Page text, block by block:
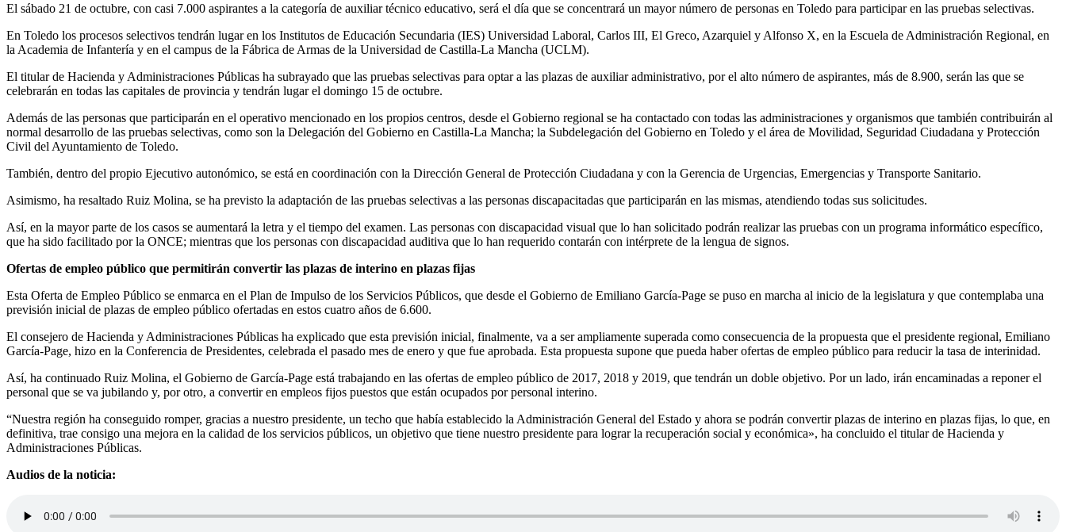
El sábado 21 de octubre, con casi 7.000 aspirantes a la categoría de auxiliar técnico educativo, será el día que se concentrará un mayor número de personas en Toledo para participar en las pruebas selectivas.
En Toledo los procesos selectivos tendrán lugar en los Institutos de Educación Secundaria (IES) Universidad Laboral, Carlos III, El Greco, Azarquiel y Alfonso X, en la Escuela de Administración Regional, en
la Academia de Infantería y en el campus de la Fábrica de Armas de la Universidad de Castilla-La Mancha (UCLM).
El titular de Hacienda y Administraciones Públicas ha subrayado que las pruebas selectivas para optar a las plazas de auxiliar administrativo, por el alto número de aspirantes, más de 8.900, serán las que se
celebrarán en todas las capitales de provincia y tendrán lugar el domingo 15 de octubre.
Además de las personas que participarán en el operativo mencionado en los propios centros, desde el Gobierno regional se ha contactado con todas las administraciones y organismos que también contribuirán al
normal desarrollo de las pruebas selectivas, como son la Delegación del Gobierno en Castilla-La Mancha; la Subdelegación del Gobierno en Toledo y el área de Movilidad, Seguridad Ciudadana y Protección
Civil del Ayuntamiento de Toledo.
También, dentro del propio Ejecutivo autonómico, se está en coordinación con la Dirección General de Protección Ciudadana y con la Gerencia de Urgencias, Emergencias y Transporte Sanitario.
Asimismo, ha resaltado Ruiz Molina, se ha previsto la adaptación de las pruebas selectivas a las personas discapacitadas que participarán en las mismas, atendiendo todas sus solicitudes.
Así, en la mayor parte de los casos se aumentará la letra y el tiempo del examen. Las personas con discapacidad visual que lo han solicitado podrán realizar las pruebas con un programa informático específico,
que ha sido facilitado por la ONCE; mientras que los personas con discapacidad auditiva que lo han requerido contarán con intérprete de la lengua de signos.
Ofertas de empleo público que permitirán convertir las plazas de interino en plazas fijas
Esta Oferta de Empleo Público se enmarca en el Plan de Impulso de los Servicios Públicos, que desde el Gobierno de Emiliano García-Page se puso en marcha al inicio de la legislatura y que contemplaba una
previsión inicial de plazas de empleo público ofertadas en estos cuatro años de 6.600.
El consejero de Hacienda y Administraciones Públicas ha explicado que esta previsión inicial, finalmente, va a ser ampliamente superada como consecuencia de la propuesta que el presidente regional, Emiliano
García-Page, hizo en la Conferencia de Presidentes, celebrada el pasado mes de enero y que fue aprobada. Esta propuesta supone que pueda haber ofertas de empleo público para reducir la tasa de interinidad.
Así, ha continuado Ruiz Molina, el Gobierno de García-Page está trabajando en las ofertas de empleo público de 2017, 2018 y 2019, que tendrán un doble objetivo. Por un lado, irán encaminadas a reponer el
personal que se va jubilando y, por otro, a convertir en empleos fijos puestos que están ocupados por personal interino.
“Nuestra región ha conseguido romper, gracias a nuestro presidente, un techo que había establecido la Administración General del Estado y ahora se podrán convertir plazas de interino en plazas fijas, lo que, en
definitiva, trae consigo una mejora en la calidad de los servicios públicos, un objetivo que tiene nuestro presidente para lograr la recuperación social y económica», ha concluido el titular de Hacienda y
Administraciones Públicas.
Audios de la noticia: